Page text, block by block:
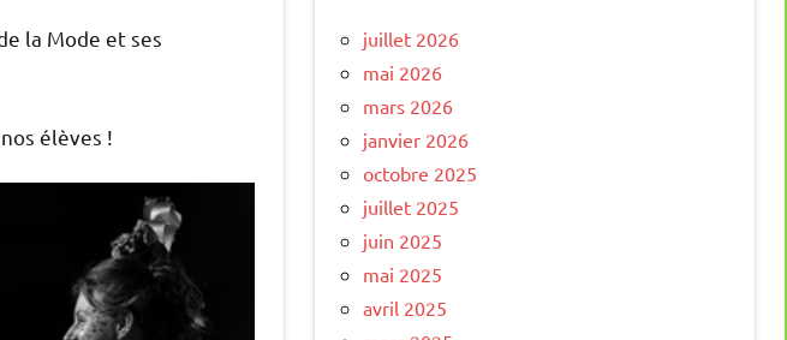
la Mode et ses
élèves !
juillet 2026
mai 2026
mars 2026
janvier 2026
octobre 2025
juillet 2025
juin 2025
mai 2025
avril 2025